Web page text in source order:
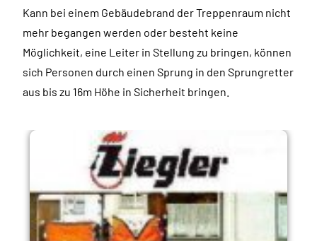
Kann bei einem Gebäudebrand der Treppenraum nicht
mehr begangen werden oder besteht keine
Möglichkeit, eine Leiter in Stellung zu bringen, können
sich Personen durch einen Sprung in den Sprungretter
aus bis zu 16m Höhe in Sicherheit bringen.